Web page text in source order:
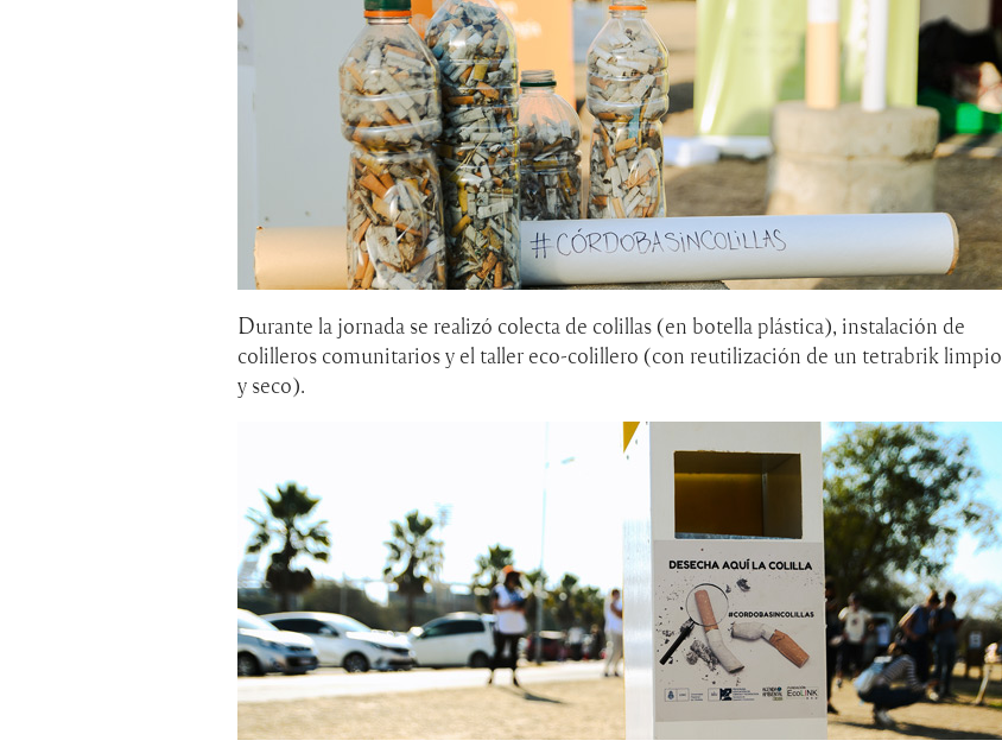
Durante la jornada se realizó colecta de colillas (en botella plástica), instalación de
colilleros comunitarios y el taller eco-colillero (con reutilización de un tetrabrik limpio
y seco).